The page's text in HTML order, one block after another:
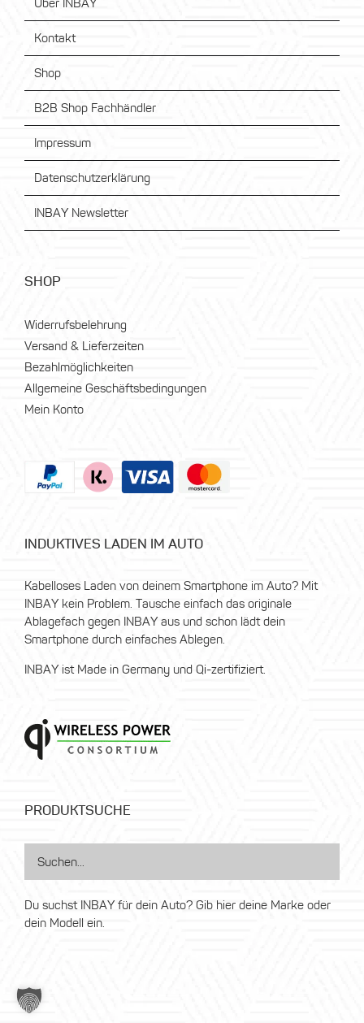
Über INBAY
Kontakt
Shop
B2B Shop Fachhändler
Impressum
Datenschutzerklärung
INBAY Newsletter
SHOP
Widerrufsbelehrung
Versand & Lieferzeiten
Bezahlmöglichkeiten
Allgemeine Geschäftsbedingungen
Mein Konto
INDUKTIVES LADEN IM AUTO
Kabelloses Laden von deinem Smartphone im Auto? Mit
INBAY kein Problem. Tausche einfach das originale
Ablagefach gegen INBAY aus und schon lädt dein
Smartphone durch einfaches Ablegen.
INBAY ist Made in Germany und Qi-zertifiziert.
PRODUKTSUCHE
Du suchst INBAY für dein Auto? Gib hier deine Marke oder
dein Modell ein.